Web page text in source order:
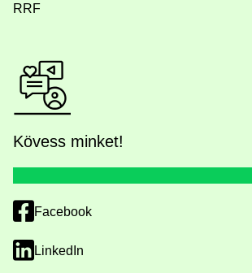
RRF
Kövess minket!
Facebook
LinkedIn